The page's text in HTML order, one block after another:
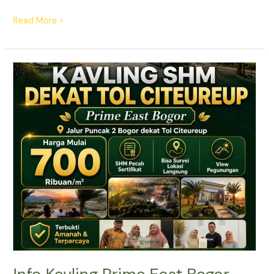
Read More »
Info
Prime
East
Lokasi
Dekat
Tol
Citeureup